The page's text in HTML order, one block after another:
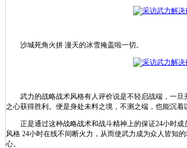
沙城死角火拼 漫天的冰雪掩盖啦一切。
武力的战略战术风格有人评价说是不轻启战端，一旦
之心获得胜利。便是身处未料之境，不测之端，也能沉着
正是通过这种战略战术和战斗精神上的保证24小时成
风格 24小时在线不间断火力，从而使武力成为众人皆知
心。